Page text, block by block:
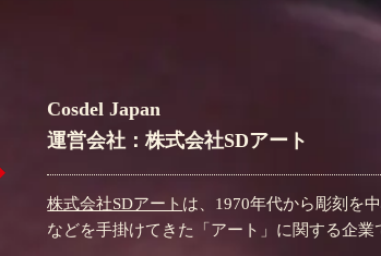
Cosdel Japan
運営会社：株式会社SDアート
株式会社SDアート は、1970年代から彫刻を
などを手掛けてきた「アート」に関する企業